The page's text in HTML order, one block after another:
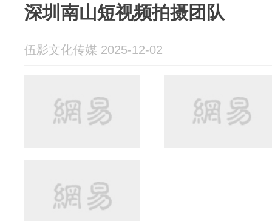
深圳南山短视频拍摄团队
伍影文化传媒 2025-12-02